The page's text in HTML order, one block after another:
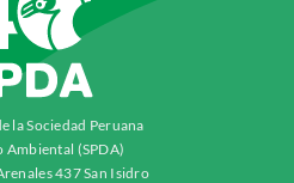
la Sociedad Peruana
Ambiental (SPDA)
437 San Isidro